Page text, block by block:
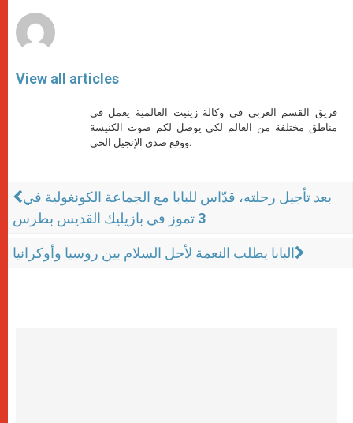
View all articles
فريق القسم العربي في وكالة زينيت العالمية يعمل في
مناطق مختلفة من العالم لكي يوصل لكم صوت الكنيسة
ووقع صدى الإنجيل الحي.
بعد تأجيل رحلته، قدّاس للبابا مع الجماعة الكونغولية في
3 تموز في بازيليك القديس بطرس
البابا يطلب النعمة لأجل السلام بين روسيا وأوكرانيا